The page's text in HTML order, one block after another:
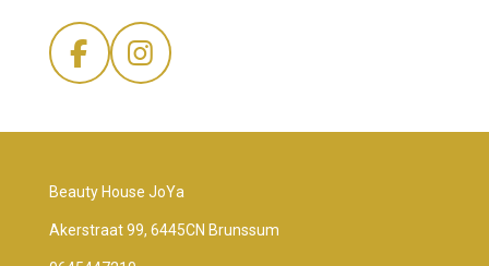
F
c
b
o
I
s
a
r
Beauty House JoYa
Akerstraat 99, 6445CN Brunssum